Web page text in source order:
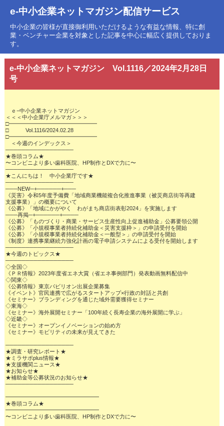
e-中小企業ネットマガジン配信サービス
中小企業の皆様が直接御利用いただけるような有益な情報、特に創
業・ベンチャー企業を対象とした記事を中心に幅広く提供しておりま
す。
e-中小企業ネットマガジン Vol.1116／2024年2月28日
号
ｅ−中小企業ネットマガジン
＜＜＜中小企業庁メルマガ＞＞＞
□━━━━━━━━━━━━━━━━
□　　　Vol.1116/2024.02.28
□━━━━━━━━━━━━━━━━
＜今週のインデックス＞
─────────────────
★巻頭コラム★
〜コンビニより多い歯科医院、HP制作とDXで力に〜
─────────────────
★こんにちは！　中小企業庁です★
─────────────────
───NEW─+──────+───
《災害》令和5年度予備費「地域商業機能複合化推進事業（被災商店街等再建
支援事業）」の概要について
《公募》「地域にかがやく　わがまち商店街表彰2024」を実施します
───再掲─+──────+────
《公募》「ものづくり・商業・サービス生産性向上促進補助金」公募要領公開
《公募》「小規模事業者持続化補助金＜災害支援枠＞」の申請受付を開始
《公募》「小規模事業者持続化補助金＜一般型＞」の申請受付を開始
《制度》連携事業継続力強化計画の電子申請システムによる受付を開始します
─────────────────
★今週のトピックス★
─────────────────
◇全国◇
《ＰＲ情報》2023年度省エネ大賞（省エネ事例部門）発表動画無料配信中
◇関東◇
《公募情報》東京パビリオン出展企業募集
《イベント》官民連携で広がるスタートアップ×行政の対話と共創
《セミナー》ブランディングを通じた域外需要獲得セミナー
◇東海◇
《セミナー》海外展開セミナー「100年続く長寿企業の海外展開に学ぶ」
◇近畿◇
《セミナー》オープンイノベーションの始め方
《セミナー》モビリティの未来が見えてきた
─────────────────
★調査・研究レポート★
★ミラサポplus情報★
★支援機関ニュース★
★お知らせ★
★補助金等公募状況のお知らせ★
─────────────────
━━━━━━━━━━━━━━━━━
★巻頭コラム★
━━━━━━━━━━━━━━━━━
〜コンビニより多い歯科医院、HP制作とDXで力に〜